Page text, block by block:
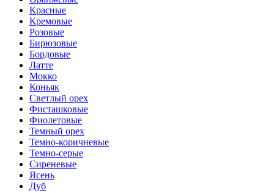
Красные
Кремовые
Розовые
Бирюзовые
Бордовые
Латте
Мокко
Коньяк
Светлый орех
Фисташковые
Фиолетовые
Темный орех
Темно-коричневые
Темно-серые
Сиреневые
Ясень
Дуб